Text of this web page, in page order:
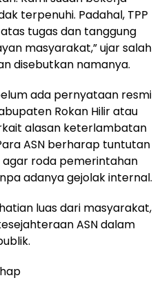
terpenuhi. Padahal, TPP
tugas dan tanggung
masyarakat,” ujar salah
disebutkan namanya.
ada pernyataan resmi
Rokan Hilir atau
alasan keterlambatan
ASN berharap tuntutan
roda pemerintahan
adanya gejolak internal.
luas dari masyarakat,
ASN dalam